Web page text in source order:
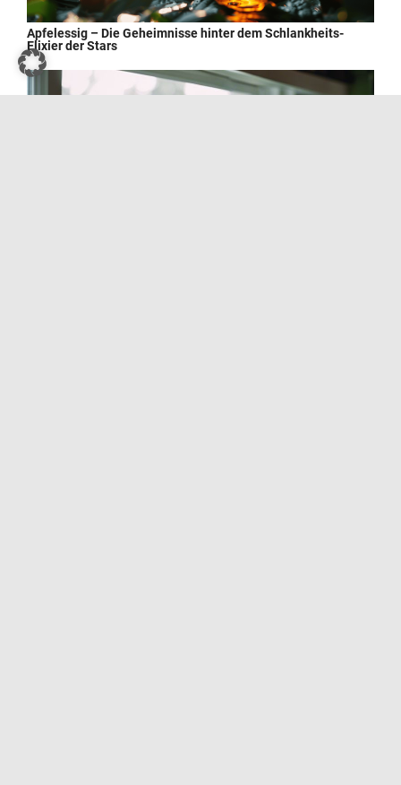
Apfelessig – Die Geheimnisse hinter dem Schlankheits-
Elixier der Stars